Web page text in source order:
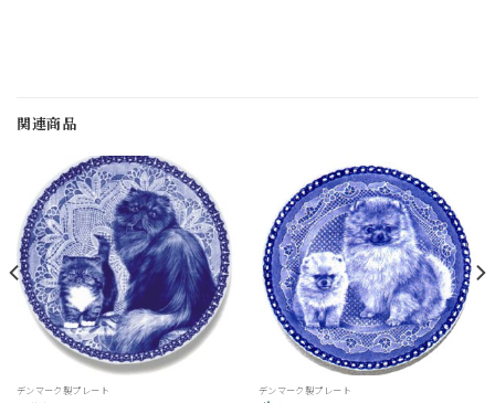
関連商品
お
気
に
入
り
デンマーク製プレート
気
に
入
り
デンマーク製プレート